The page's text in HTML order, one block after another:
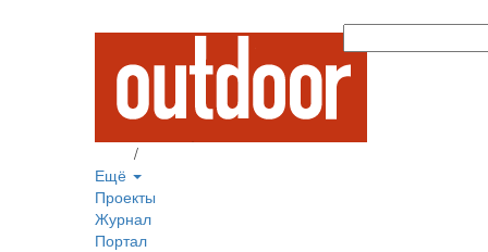
/
Ещё
Проекты
Журнал
Портал